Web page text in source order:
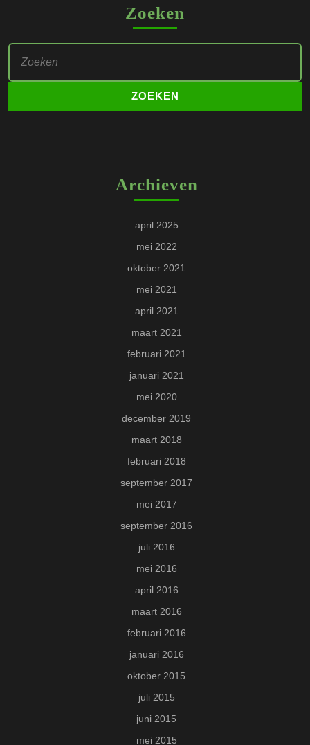
Zoeken
Zoek
naar:
Archieven
april 2025
mei 2022
oktober 2021
mei 2021
april 2021
maart 2021
februari 2021
januari 2021
mei 2020
december 2019
maart 2018
februari 2018
september 2017
mei 2017
september 2016
juli 2016
mei 2016
april 2016
maart 2016
februari 2016
januari 2016
oktober 2015
juli 2015
juni 2015
mei 2015